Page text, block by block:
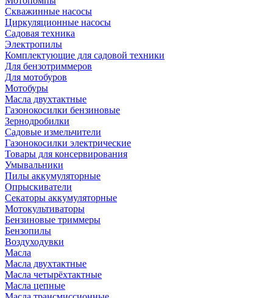
Скважинные насосы
Циркуляционные насосы
Садовая техника
Электропилы
Комплектующие для садовой техники
Для бензотриммеров
Для мотобуров
Мотобуры
Масла двухтактные
Газонокосилки бензиновые
Зернодробилки
Садовые измельчители
Газонокосилки электрические
Товары для консервирования
Умывальники
Пилы аккумуляторные
Опрыскиватели
Секаторы аккумуляторные
Мотокультиваторы
Бензиновые триммеры
Бензопилы
Воздуходувки
Масла
Масла двухтактные
Масла четырёхтактные
Масла цепные